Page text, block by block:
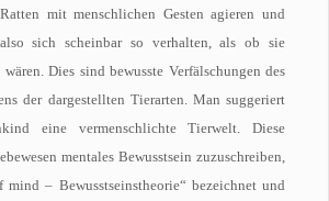
mit menschlichen Gesten agieren und
also sich scheinbar so verhalten, als ob sie
wären. Dies sind bewusste Verfälschungen des
der dargestellten Tierarten. Man suggeriert
eine vermenschlichte Tierwelt. Diese
mentales Bewusstsein zuzuschreiben,
– Bewusstseinstheorie“ bezeichnet und